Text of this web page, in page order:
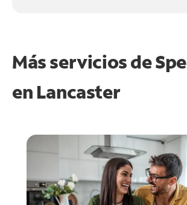
Más servicios de
en Lancaster